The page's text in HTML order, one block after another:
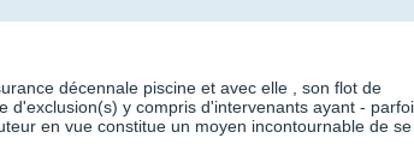
décennale piscine et avec elle , son flot de
d'exclusion(s) y compris d'intervenants ayant -
en vue constitue un moyen incontournable de se